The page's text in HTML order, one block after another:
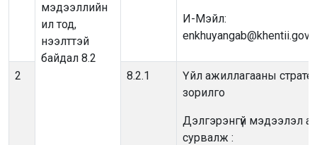
мэдээллийн
ил тод,
нээлттэй
байдал 8.2
И-Мэйл:
2 8.2.1
Үйл ажиллагааны
зорилго
Дэлгэрэнгүй мэдээлэл
сурвалж :